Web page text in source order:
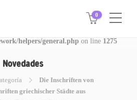
for foreach() in
wp-
helpers/general.php on line 1275
0
Novedades
Die Inschriften von
griechischer Städte aus